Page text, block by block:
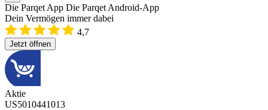
Die Parqet App Die Parqet Android-App
Dein Vermögen immer dabei
4,7
Jetzt öffnen
Aktie
US5010441013